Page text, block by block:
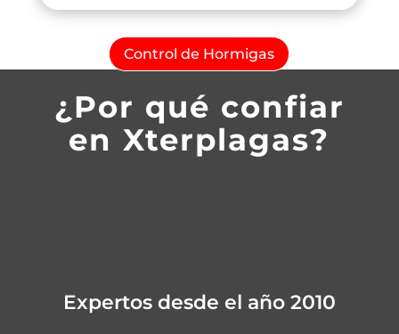
Control de Hormigas
¿Por qué confiar
en Xterplagas?
Expertos desde el año 2010